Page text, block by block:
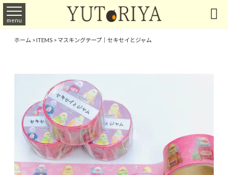
menu 
ホーム>ITEMS>マスキングテープ｜セキセイとジャム